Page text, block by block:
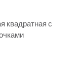
квадратная с